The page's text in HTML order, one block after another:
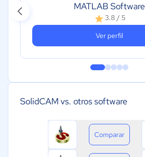
MATLAB Software
3.8 / 5
Ver perfil
SolidCAM vs. otros software
Comparar